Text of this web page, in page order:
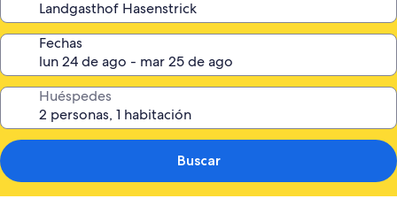
Fechas
Huéspedes
Buscar